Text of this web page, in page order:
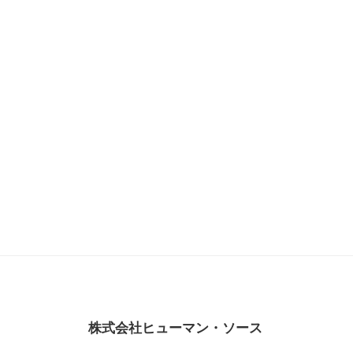
株式会社ヒューマン・ソース